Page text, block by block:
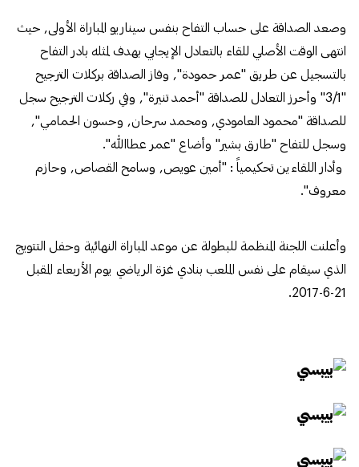
وصعد الصداقة على حساب التفاح بنفس سيناريو المباراة الأولى, حيث
انتهى الوقت الأصلي للقاء بالتعادل الإيجابي بهدف لمثله بادر التفاح
بالتسجيل عن طريق "عمر حمودة", وفاز الصداقة بركلات الترجيح
"3/1" وأحرز التعادل للصداقة "أحمد تنيرة", وفي ركلات الترجيح سجل
للصداقة "محمود العامودي, ومحمد سرحان, وحسون الحمامي",
وسجل للتفاح "طارق بشير" وأضاع "عمر عطاالله".
وأدار اللقاءين تحكيمياً : "أمين عويص, وسامح القصاص, وحازم
معروف".
وأعلنت اللجنة المنظمة للبطولة عن موعد المباراة النهائية وحفل التتويج
الذي سيقام على نفس الملعب بنادي غزة الرياضي يوم الأربعاء المقبل
21-6-2017.